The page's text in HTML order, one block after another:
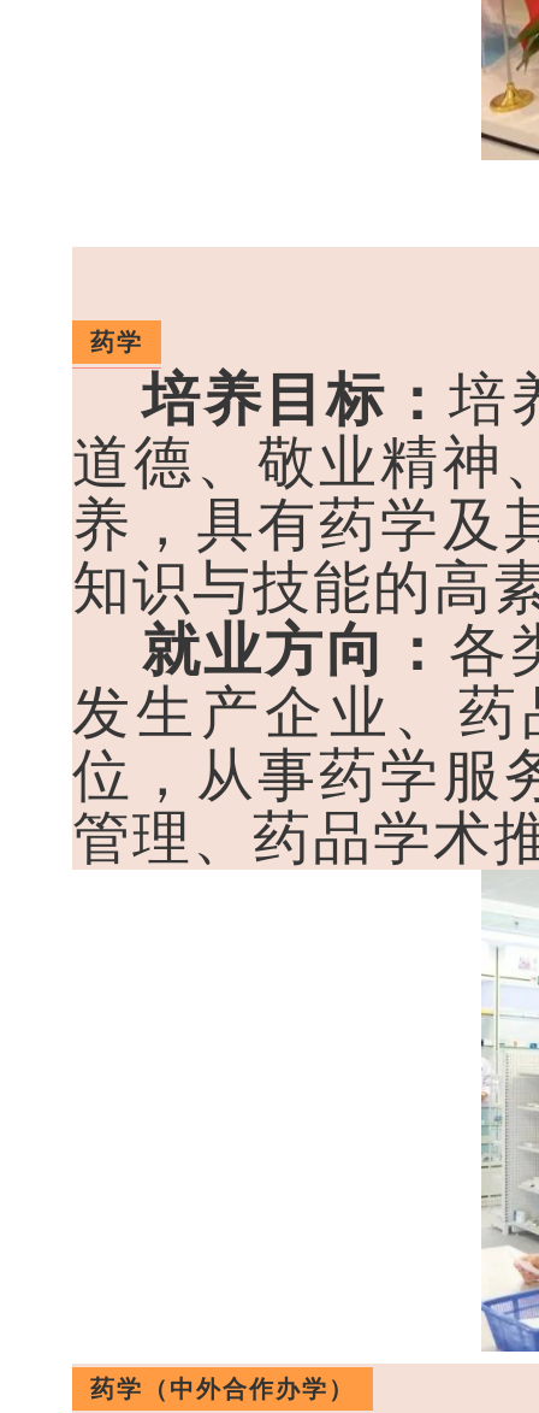
药学
培养目标： 培
道德、敬业精神
养，具有药学及
知识与技能的高
就业方向： 各
发生产企业、
位，从事药学服
管理、药品学术
药学（中外合作办学）